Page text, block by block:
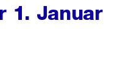
1. Januar